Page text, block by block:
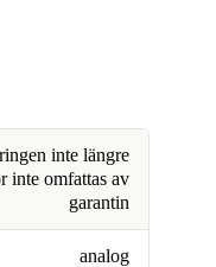
inte längre
inte omfattas av
garantin
analog